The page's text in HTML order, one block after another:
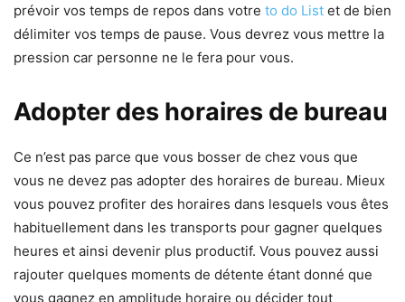
prévoir vos temps de repos dans votre to do List et de bien
délimiter vos temps de pause. Vous devrez vous mettre la
pression car personne ne le fera pour vous.
Adopter des horaires de bureau
Ce n’est pas parce que vous bosser de chez vous que
vous ne devez pas adopter des horaires de bureau. Mieux
vous pouvez profiter des horaires dans lesquels vous êtes
habituellement dans les transports pour gagner quelques
heures et ainsi devenir plus productif. Vous pouvez aussi
rajouter quelques moments de détente étant donné que
vous gagnez en amplitude horaire ou décider tout